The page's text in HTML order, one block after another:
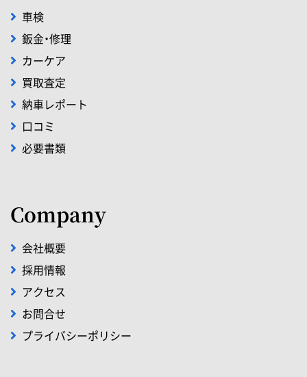
車検
鈑金・修理
カーケア
買取査定
納車レポート
口コミ
必要書類
Company
会社概要
採用情報
アクセス
お問合せ
プライバシーポリシー